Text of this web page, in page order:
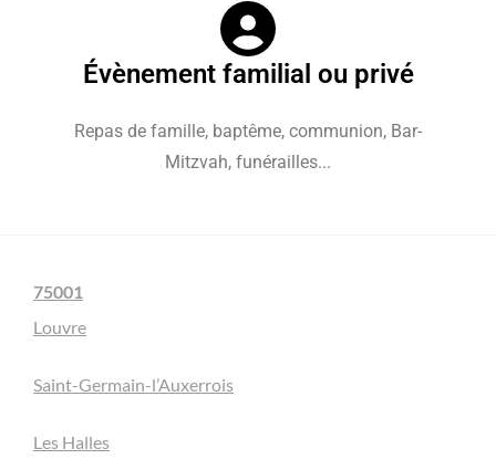
Évènement familial ou privé
Repas de famille, baptême, communion, Bar-
Mitzvah, funérailles...
75001
Louvre
Saint-Germain-l’Auxerrois
Les Halles